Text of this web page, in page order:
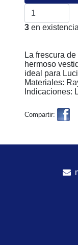
3en existencia
La frescura
hermoso
ideal para
Materiales:
Indicaciones:
Compartir: